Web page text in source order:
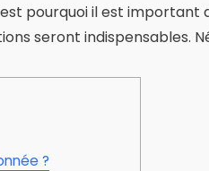
pourquoi il est important
seront indispensables.
?